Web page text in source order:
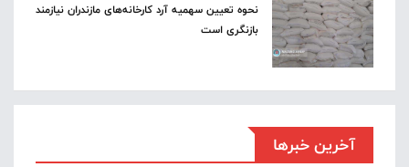
نحوه تعیین سهمیه آرد کارخانه‌های مازندران نیازمند
بازنگری است
آخرین خبرها